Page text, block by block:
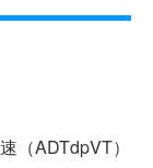
（ADTdpVT）